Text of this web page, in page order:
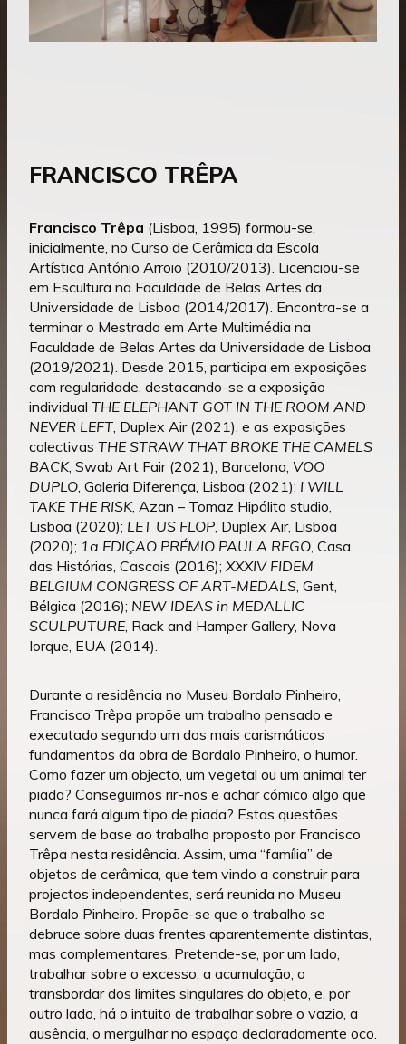
FRANCISCO TRÊPA
Francisco Trêpa (Lisboa, 1995) formou-se,
inicialmente, no Curso de Cerâmica da Escola
Artística António Arroio (2010/2013). Licenciou-se
em Escultura na Faculdade de Belas Artes da
Universidade de Lisboa (2014/2017). Encontra-se a
terminar o Mestrado em Arte Multimédia na
Faculdade de Belas Artes da Universidade de Lisboa
(2019/2021). Desde 2015, participa em exposições
com regularidade, destacando-se a exposição
individual THE ELEPHANT GOT IN THE ROOM AND
NEVER LEFT, Duplex Air (2021), e as exposições
colectivas THE STRAW THAT BROKE THE CAMELS
BACK, Swab Art Fair (2021), Barcelona; VOO
DUPLO, Galeria Diferença, Lisboa (2021); I WILL
TAKE THE RISK, Azan – Tomaz Hipólito studio,
Lisboa (2020); LET US FLOP, Duplex Air, Lisboa
(2020); 1a EDIÇAO PRÉMIO PAULA REGO, Casa
das Histórias, Cascais (2016); XXXIV FIDEM
BELGIUM CONGRESS OF ART-MEDALS, Gent,
Bélgica (2016); NEW IDEAS in MEDALLIC
SCULPUTURE, Rack and Hamper Gallery, Nova
Iorque, EUA (2014).
Durante a residência no Museu Bordalo Pinheiro,
Francisco Trêpa propõe um trabalho pensado e
executado segundo um dos mais carismáticos
fundamentos da obra de Bordalo Pinheiro, o humor.
Como fazer um objecto, um vegetal ou um animal ter
piada? Conseguimos rir-nos e achar cómico algo que
nunca fará algum tipo de piada? Estas questões
servem de base ao trabalho proposto por Francisco
Trêpa nesta residência. Assim, uma “família” de
objetos de cerâmica, que tem vindo a construir para
projectos independentes, será reunida no Museu
Bordalo Pinheiro. Propõe-se que o trabalho se
debruce sobre duas frentes aparentemente distintas,
mas complementares. Pretende-se, por um lado,
trabalhar sobre o excesso, a acumulação, o
transbordar dos limites singulares do objeto, e, por
outro lado, há o intuito de trabalhar sobre o vazio, a
ausência, o mergulhar no espaço declaradamente oco.